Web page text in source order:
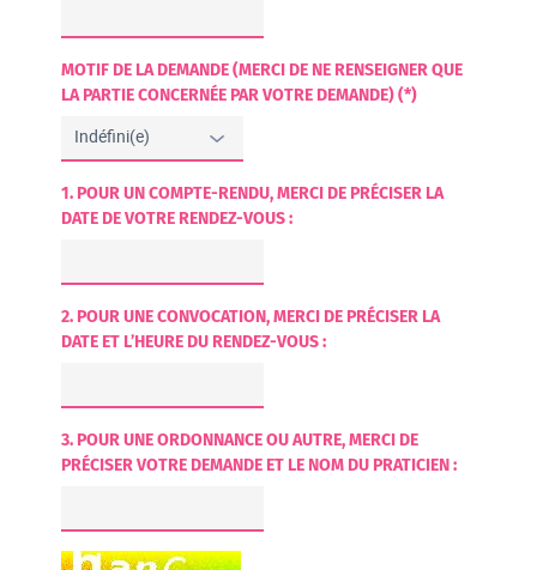
MOTIF DE LA DEMANDE (MERCI DE NE RENSEIGNER QUE
LA PARTIE CONCERNÉE PAR VOTRE DEMANDE) (*)
1. POUR UN COMPTE-RENDU, MERCI DE PRÉCISER LA
DATE DE VOTRE RENDEZ-VOUS :
2. POUR UNE CONVOCATION, MERCI DE PRÉCISER LA
DATE ET L’HEURE DU RENDEZ-VOUS :
3. POUR UNE ORDONNANCE OU AUTRE, MERCI DE
PRÉCISER VOTRE DEMANDE ET LE NOM DU PRATICIEN :
CHAMP POUR LES ROBOTS. SI VOUS ÊTES HUMAINS, MERCI DE